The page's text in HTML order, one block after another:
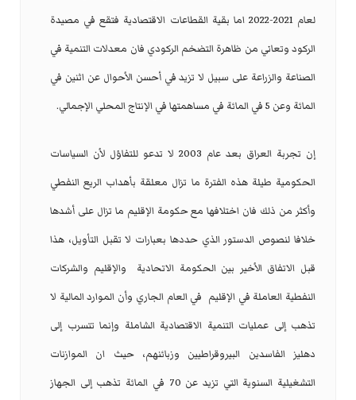
لعام 2021-2022 اما بقية القطاعات الاقتصادية فتقع في مصيدة
الركود وتعاني من ظاهرة التضخم الركودي فان معدلات التنمية في
الصناعة والزراعة على سبيل لا تزيد في أحسن الأحوال عن اثنين في
المائة وعن 5 في المائة في مساهمتها في الإنتاج المحلي الإجمالي.
إن تجربة العراق بعد عام 2003 لا تدعو للتفاؤل لأن السياسات
الحكومية طيلة هذه الفترة ما تزال معلقة بأهداب الريع النفطي
وأكثر من ذلك فان اختلافها مع حكومة الإقليم ما تزال على أشدها
خلافا لنصوص الدستور الذي حددها بعبارات لا تقبل التأويل، هذا
قبل الاتفاق الأخير بين الحكومة الاتحادية
والإقليم والشركات
النفطية العاملة في الإقليم في العام الجاري وأن الموارد المالية لا
تذهب إلى عمليات التنمية الاقتصادية الشاملة وإنما تتسرب إلى
دهليز الفاسدين البيروقراطيين وزبائنهم، حيث ان الموازنات
التشغيلية السنوية التي تزيد عن 70 في المائة تذهب إلى الجهاز